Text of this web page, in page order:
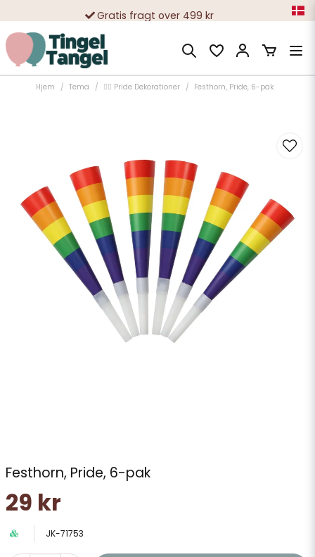
Gratis fragt over 499 kr
10 000-vis af tilfredse kunder
Hjem Tema 🏳️‍🌈 Pride Dekorationer Festhorn, Pride, 6-pak
Festhorn, Pride, 6-pak
29 kr
JK-71753